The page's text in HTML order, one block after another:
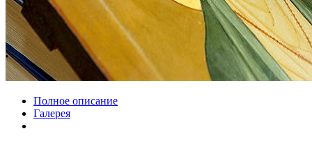
Полное описание
Галерея